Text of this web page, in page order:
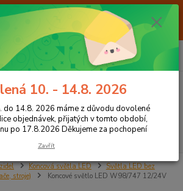
máme z důvodu dovolené ZAVŘENO. Expedice
tomto období, proběhne v týdnu po 17.8.2026
Děkujeme za pochopení
CZK
Hledat
za0,00 Kč
Koncová světla LED
Světla LED bez
stroje)
Koncové světlo LED W98/747 12/24V
10. - 14.8. 2026
do 14.8. 2026 máme z důvodu dovolené
objednávek, přijatých v tomto období,
po 17.8.2026 Děkujeme za pochopení
Zavřít